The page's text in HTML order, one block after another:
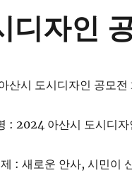
자인
산시 도시디자인 공모
: 2024 아산시 도시디자
: 새로운 안사, 시민이